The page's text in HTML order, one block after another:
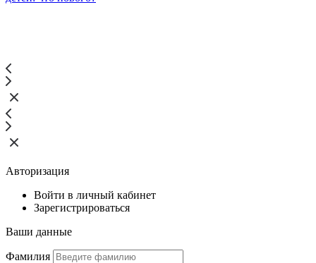
Авторизация
Войти в личный кабинет
Зарегистрироваться
Ваши данные
Фамилия